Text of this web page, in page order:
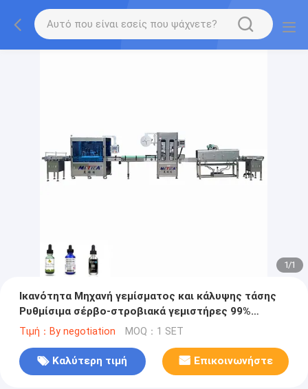
1/1
Ικανότητα Μηχανή γεμίσματος και κάλυψης τάσης
Ρυθμίσιμα σέρβο-στροβιακά γεμιστήρες 99%
ποσοστό κάλυψης
Τιμή：By negotiation MOQ：1 SET
Καλύτερη τιμή Επικοινωνήστε